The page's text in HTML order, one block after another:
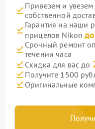
Привезем и
собственной
Гарантия на наши
прицелов Nikon
Срочный ремонт
течении часа
Скидка для вас до
Получите 1500
Оригинальные